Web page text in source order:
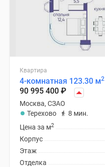
Квартира
4-комнатная 123.30 м2
90 995 400 ₽
Москва, СЗАО
Терехово
8 мин.
Цена за м2
Корпус
Этаж
Отделка